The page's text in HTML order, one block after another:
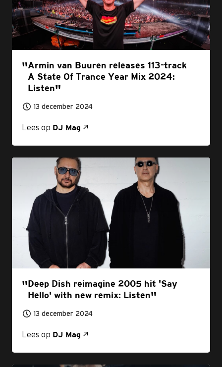
Armin van Buuren releases 113-track
A State Of Trance Year Mix 2024:
Listen
13 december 2024
Lees op DJ Mag
Deep Dish reimagine 2005 hit 'Say
Hello' with new remix: Listen
13 december 2024
Lees op DJ Mag